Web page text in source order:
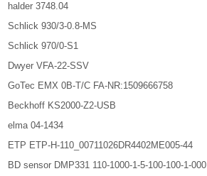
halder 3748.04
Schlick 930/3-0.8-MS
Schlick 970/0-S1
Dwyer VFA-22-SSV
GoTec EMX 0B-T/C FA-NR:1509666758
Beckhoff KS2000-Z2-USB
elma 04-1434
ETP ETP-H-110_00711026DR4402ME005-44
BD sensor DMP331 110-1000-1-5-100-100-1-000